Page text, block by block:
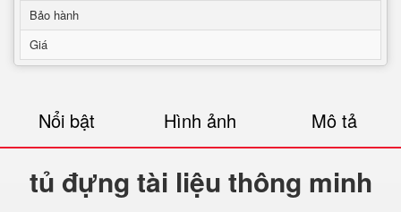
Bảo hành
Giá
Nổi bật Hình ảnh Mô tả
tủ đựng tài liệu thông minh